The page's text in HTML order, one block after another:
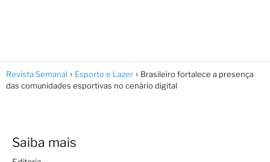
Revista Semanal Esporte e Lazer
Brasileiro fortalece a presença
das comunidades esportivas no cenário digital
Saiba mais